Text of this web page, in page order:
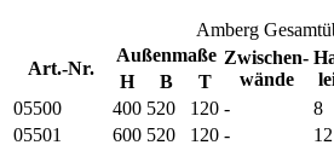
Amberg
Art.-Nr.
Außenmaße Zwischen-
wände
H B
T
05500
400 520 120 - 8
05501
600 520 120 - 12